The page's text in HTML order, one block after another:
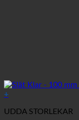
+
UDDA STORLEKAR